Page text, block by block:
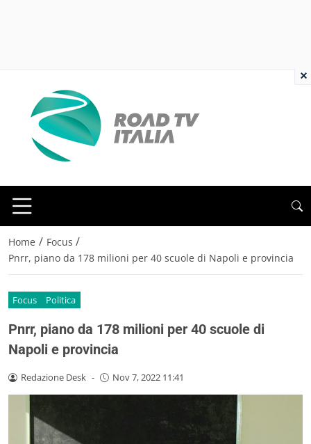
Home / Focus /
Pnrr, piano da 178 milioni per 40 scuole di Napoli e provincia
Focus Politica
Pnrr, piano da 178 milioni per 40 scuole di
Napoli e provincia
Redazione Desk - Nov 7, 2022 11:41
×